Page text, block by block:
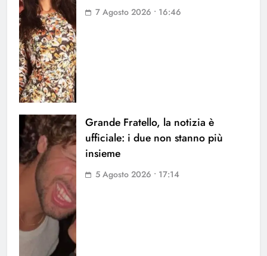
7 Agosto 2026 • 16:46
Grande Fratello, la notizia è
ufficiale: i due non stanno più
insieme
5 Agosto 2026 • 17:14